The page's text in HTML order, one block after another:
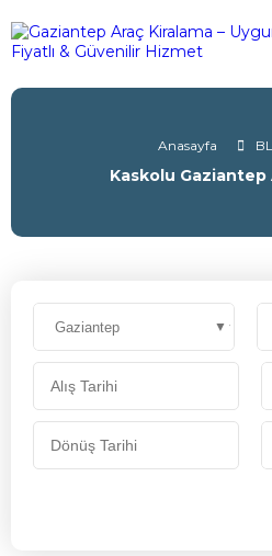
Anasayfa
Kaskolu Gaziantep